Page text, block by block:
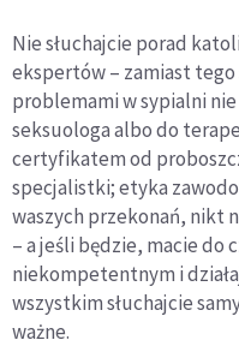
Nie słuchajcie porad
ekspertów – zamiast
problemami w sypialni
seksuologa albo do
certyfikatem od
specjalistki; etyka
waszych przekonań, nikt
– a jeśli będzie, macie do
niekompetentnym i
wszystkim słuchajcie
ważne.